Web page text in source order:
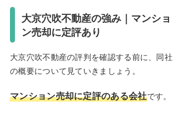
大京穴吹不動産の強み｜マンショ
ン売却に定評あり
大京穴吹不動産の評判を確認する前に、同社
の概要について見ていきましょう。
マンション売却に定評のある会社です。